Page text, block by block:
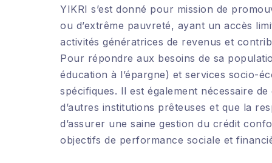
YIKRI s’est donné pour mission de
ou d’extrême pauvreté, ayant un accès
activités génératrices de revenus et
Pour répondre aux besoins de sa
éducation à l’épargne) et services socio-
spécifiques. Il est également nécessaire
d’autres institutions prêteuses et que la
d’assurer une saine gestion du crédit
objectifs de performance sociale et